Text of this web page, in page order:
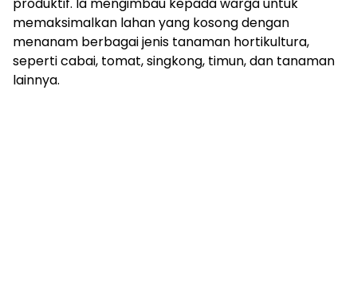
memaksimalkan lahan yang kosong dengan
menanam berbagai jenis tanaman hortikultura,
seperti cabai, tomat, singkong, timun, dan tanaman
lainnya.